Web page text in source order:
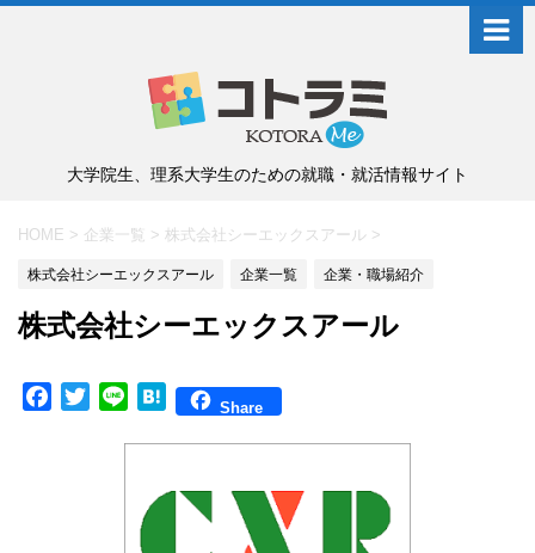
大学院生、理系大学生のための就職・就活情報サイト
HOME > 企業一覧 > 株式会社シーエックスアール >
株式会社シーエックスアール 企業一覧 企業・職場紹介
株式会社シーエックスアール
H
Share